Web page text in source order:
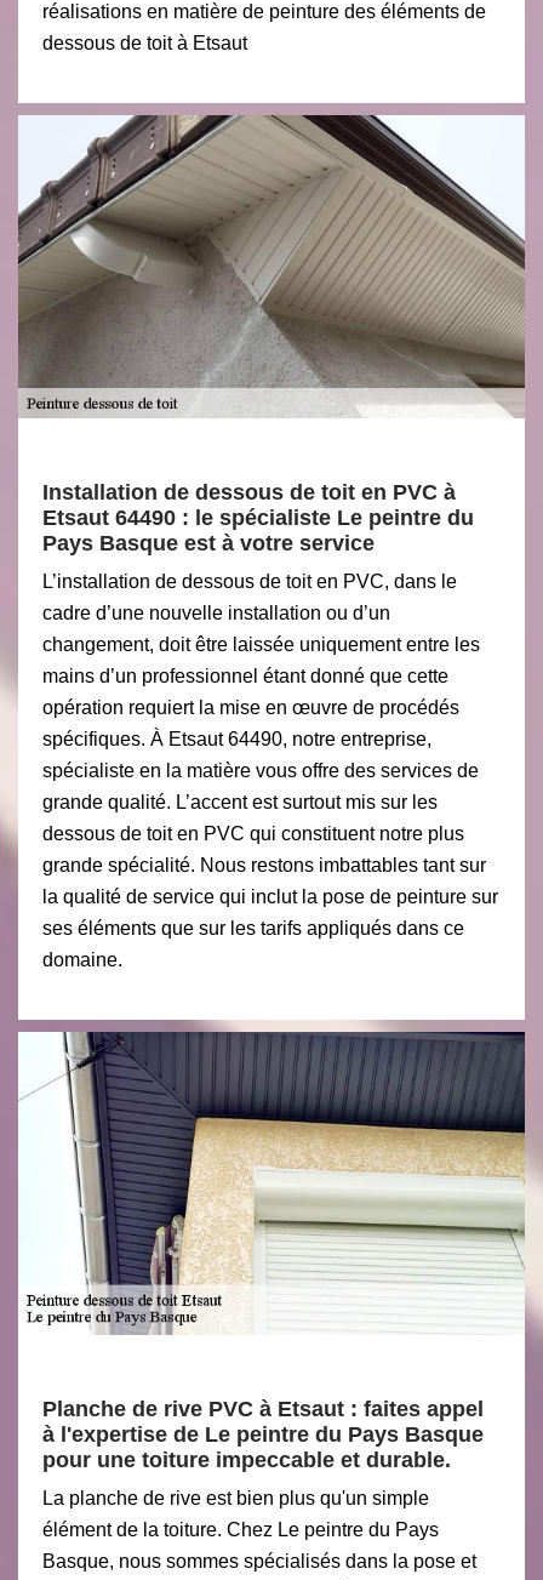
réalisations en matière de peinture des éléments de
dessous de toit à Etsaut
Installation de dessous de toit en PVC à
Etsaut 64490 : le spécialiste Le peintre du
Pays Basque est à votre service
L’installation de dessous de toit en PVC, dans le
cadre d’une nouvelle installation ou d’un
changement, doit être laissée uniquement entre les
mains d’un professionnel étant donné que cette
opération requiert la mise en œuvre de procédés
spécifiques. À Etsaut 64490, notre entreprise,
spécialiste en la matière vous offre des services de
grande qualité. L’accent est surtout mis sur les
dessous de toit en PVC qui constituent notre plus
grande spécialité. Nous restons imbattables tant sur
la qualité de service qui inclut la pose de peinture sur
ses éléments que sur les tarifs appliqués dans ce
domaine.
Planche de rive PVC à Etsaut : faites appel
à l'expertise de Le peintre du Pays Basque
pour une toiture impeccable et durable.
La planche de rive est bien plus qu'un simple
élément de la toiture. Chez Le peintre du Pays
Basque, nous sommes spécialisés dans la pose et